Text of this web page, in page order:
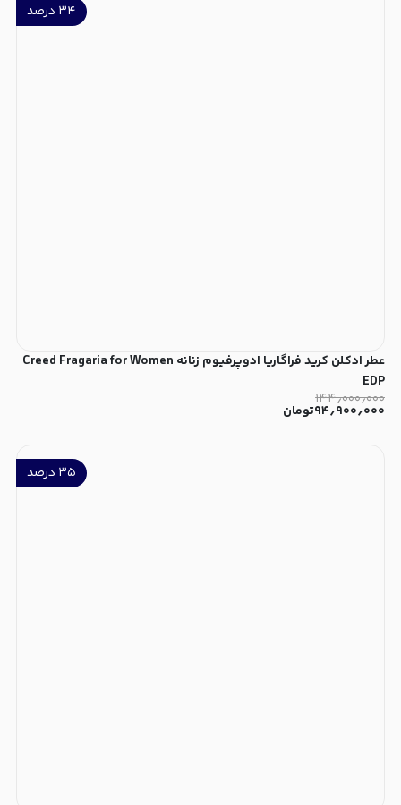
۳۴ درصد
عطر ادکلن کرید فراگاریا ادوپرفیوم زنانه Creed Fragaria for Women
EDP
۱۴۴٫۰۰۰٫۰۰۰
۹۴٫۹۰۰٫۰۰۰تومان
۳۵ درصد